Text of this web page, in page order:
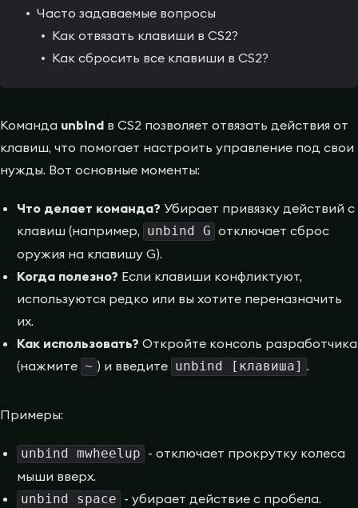
Часто задаваемые вопросы
Как отвязать клавиши в CS2?
Как сбросить все клавиши в CS2?
Команда unbind в CS2 позволяет отвязать действия от
клавиш, что помогает настроить управление под свои
нужды. Вот основные моменты:
Что делает команда? Убирает привязку действий с
клавиш (например, unbind G отключает сброс
оружия на клавишу G).
Когда полезно? Если клавиши конфликтуют,
используются редко или вы хотите переназначить
их.
Как использовать? Откройте консоль разработчика
(нажмите ~ ) и введите unbind [клавиша] .
Примеры:
unbind mwheelup - отключает прокрутку колеса
мыши вверх.
unbind space - убирает действие с пробела.